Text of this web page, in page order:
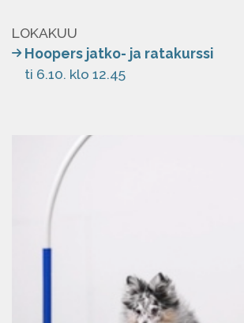
LOKAKUU
Hoopers jatko- ja ratakurssi
ti 6.10. klo 12.45